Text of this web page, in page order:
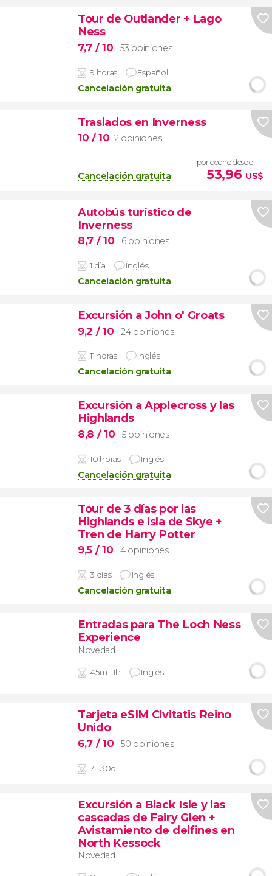
Tour de Outlander + Lago
Ness
7,7 / 10 53 opiniones
9 horas Español
Cancelación gratuita
Traslados en Inverness
10 / 10 2 opiniones
Cancelación gratuita
por coche desde
53,96 US$
Autobús turístico de
Inverness
8,7 / 10 6 opiniones
1 día Inglés
Cancelación gratuita
Excursión a John o' Groats
9,2 / 10 24 opiniones
11 horas Inglés
Cancelación gratuita
Excursión a Applecross y las
Highlands
8,8 / 10 5 opiniones
10 horas Inglés
Cancelación gratuita
Tour de 3 días por las
Highlands e isla de Skye +
Tren de Harry Potter
9,5 / 10 4 opiniones
3 días Inglés
Cancelación gratuita
Entradas para The Loch Ness
Experience
Novedad
45m - 1h Inglés
Tarjeta eSIM Civitatis Reino
Unido
6,7 / 10 50 opiniones
7 - 30d
Excursión a Black Isle y las
cascadas de Fairy Glen +
Avistamiento de delfines en
North Kessock
Novedad